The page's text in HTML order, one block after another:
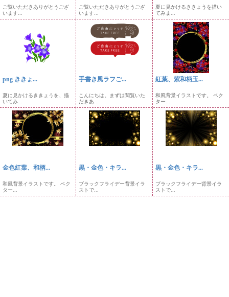
ご覧いただきありがとうござ
います...
ご覧いただきありがとうござ
います...
夏に見かけるききょうを描い
てみま...
png ききょ...
夏に見かけるききょうを、描
いてみ...
手書き風ラフご...
こんにちは。まずは閲覧いた
だきあ...
紅葉、紫和柄玉...
和風背景イラストです。 ベク
ター...
金色紅葉、和柄...
和風背景イラストです。 ベク
ター...
黒・金色・キラ...
ブラックフライデー背景イラ
ストで...
黒・金色・キラ...
ブラックフライデー背景イラ
ストで...